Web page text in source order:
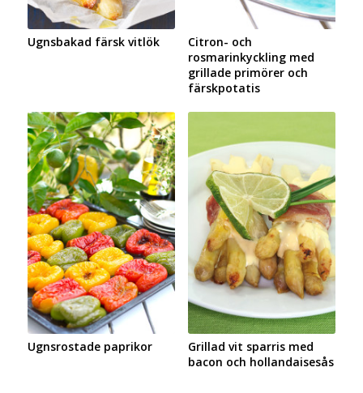
Ugnsbakad färsk vitlök
Citron- och
rosmarinkyckling med
grillade primörer och
färskpotatis
Ugnsrostade paprikor
Grillad vit sparris med
bacon och hollandaisesås